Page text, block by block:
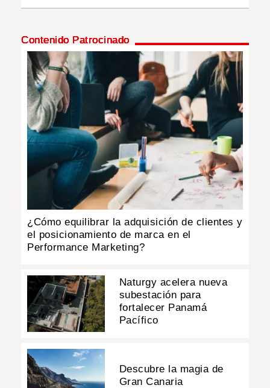
MULTIMEDIA
IMPRESO
Contenido Patrocinado
¿Cómo equilibrar la adquisición de clientes y
el posicionamiento de marca en el
Performance Marketing?
Naturgy acelera nueva
subestación para
fortalecer Panamá
Pacífico
Descubre la magia de
Gran Canaria